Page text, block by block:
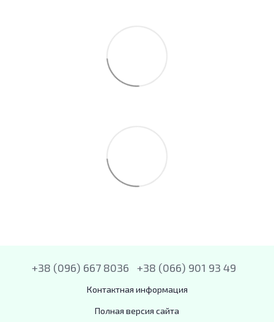
+38 (096) 667 8036 +38 (066) 901 93 49
Контактная информация
Полная версия сайта